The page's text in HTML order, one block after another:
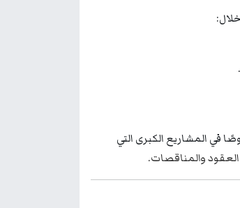
في المشاريع الكبرى التي
العقود والمناقصات.